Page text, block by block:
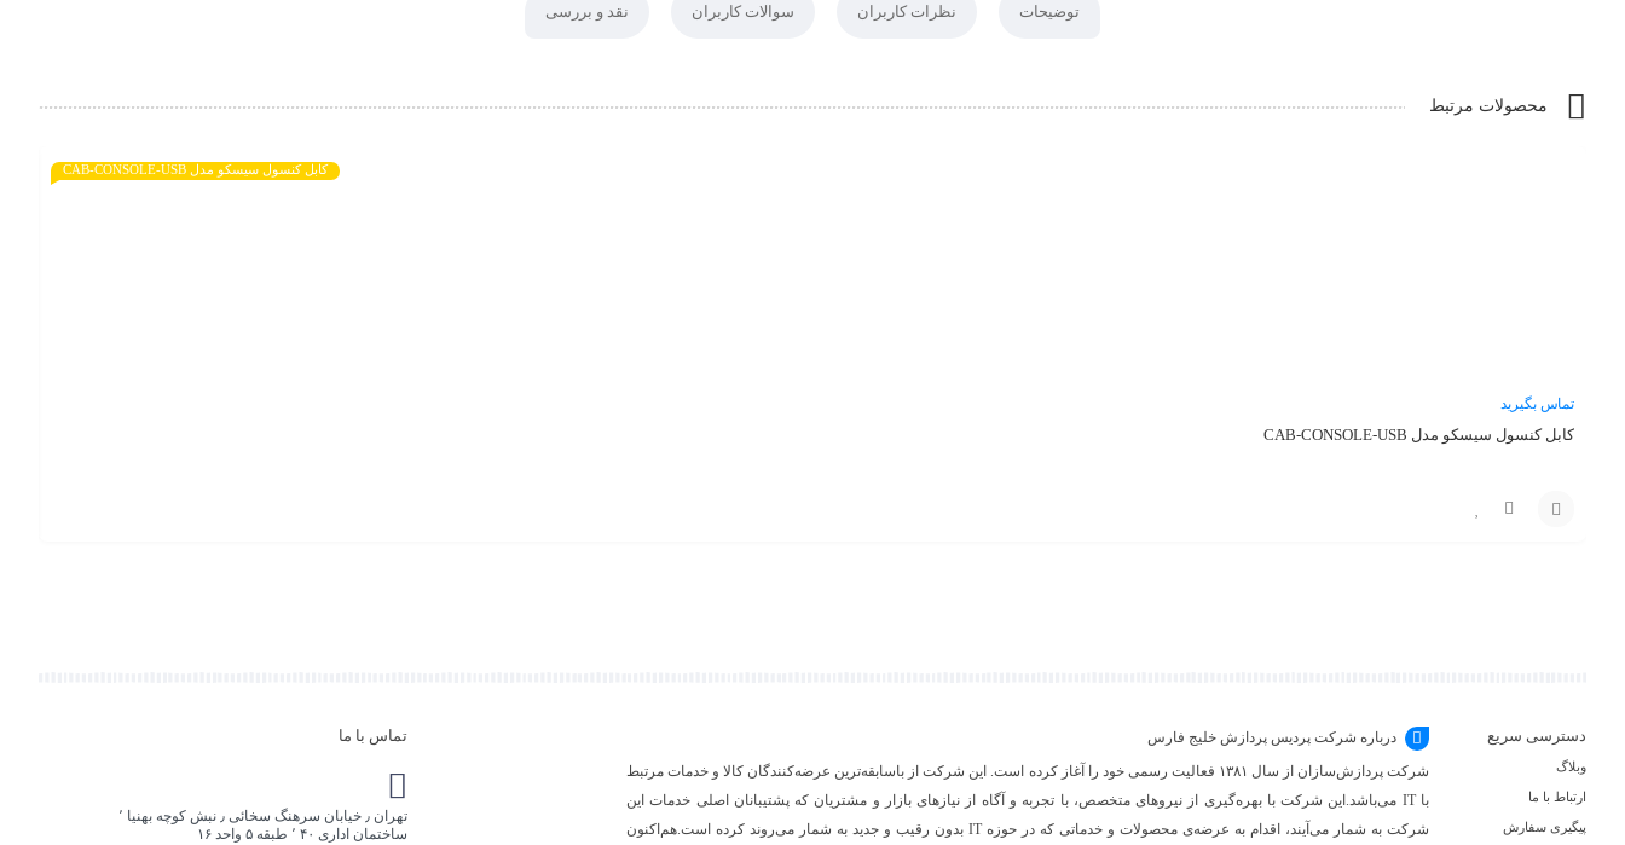
توضیحات نظرات کاربران سوالات کاربران نقد و بررسی
محصولات مرتبط
کابل کنسول سیسکو مدل CAB-CONSOLE-USB
تماس بگیرید
کابل کنسول سیسکو مدل CAB-CONSOLE-USB
دسترسی سریع
وبلاگ
ارتباط با ما
پیگیری سفارش
درباره شرکت پردیس پردازش خلیج فارس
شرکت پردازش‌سازان از سال ۱۳۸۱ فعالیت رسمی خود را آغاز کرده است. این شرکت از باسابقه‌ترین عرضه‌کنندگان کالا و خدمات مرتبط
با IT می‌باشد.این شرکت با بهره‌گیری از نیروهای متخصص، با تجربه و آگاه از نیازهای بازار و مشتریان که پشتیبانان اصلی خدمات این
شرکت به شمار می‌آیند، اقدام به عرضه‌‌ی محصولات و خدماتی که در حوزه IT بدون رقیب و جدید به شمار می‌روند کرده است.هم‌اکنون
تماس با ما
تهران ٫ خیابان سرهنگ سخائی ٫ نبش کوچه بهنیا ٬
ساختمان اداری ۴۰ ٬ طبقه ۵ واحد ۱۶